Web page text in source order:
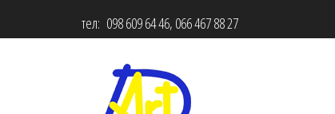
тел: 098 609 64 46, 066 467 88 27